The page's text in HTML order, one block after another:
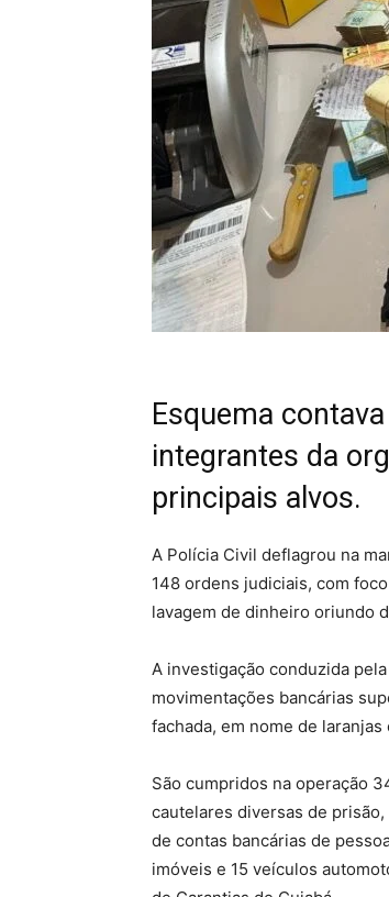
Esquema
integrantes da
principais alvos.
A Polícia Civil deflagrou na
148 ordens judiciais, com
lavagem de dinheiro oriundo
A investigação conduzida
movimentações bancárias
fachada, em nome de
São cumpridos na operação
cautelares diversas de
de contas bancárias de
imóveis e 15 veículos